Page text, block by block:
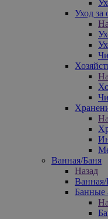
Уход за
Ванная/Баня
Назад
Ванная/
Банные